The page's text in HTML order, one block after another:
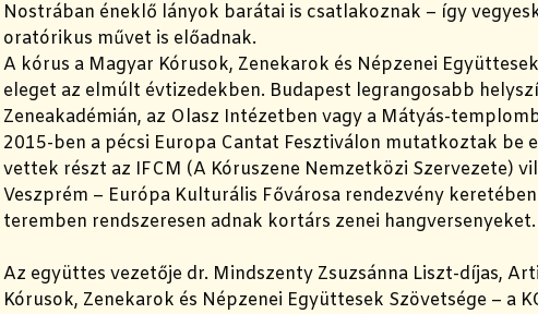
Nostrában éneklő lányok barátai is csatlakoznak – így
oratórikus művet is előadnak.
A kórus a Magyar Kórusok, Zenekarok és Népzenei
eleget az elmúlt évtizedekben. Budapest legrangosabb
Zeneakadémián, az Olasz Intézetben vagy a Mátyás-
2015-ben a pécsi Europa Cantat Fesztiválon mutatkoztak
vettek részt az IFCM (A Kóruszene Nemzetközi Szervezete)
Veszprém – Európa Kulturális Fővárosa rendezvény
teremben rendszeresen adnak kortárs zenei hangversenyeket.
Az együttes vezetője dr. Mindszenty Zsuzsánna Liszt-díjas,
Kórusok, Zenekarok és Népzenei Együttesek Szövetsége – a